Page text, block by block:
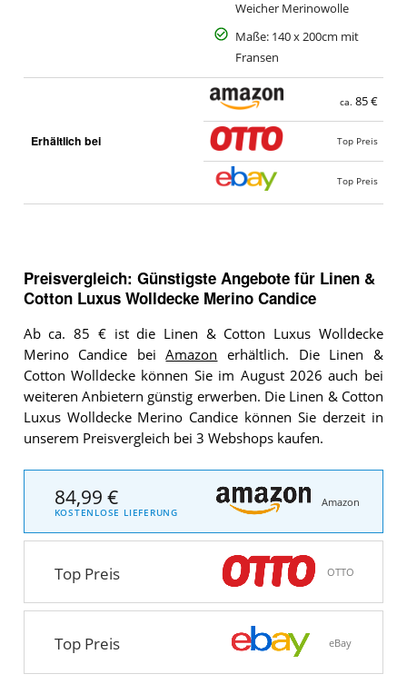
Weicher Merinowolle
Maße: 140 x 200cm mit
Fransen
Erhältlich bei
ca. 85 €
Top Preis
Top Preis
Preisvergleich: Günstigste Angebote für Linen &
Cotton Luxus Wolldecke Merino Candice
Ab ca. 85 € ist die Linen & Cotton Luxus Wolldecke
Merino Candice beiAmazon erhältlich. Die Linen &
Cotton Wolldecke können Sie im August 2026 auch bei
weiteren Anbietern günstig erwerben. Die Linen & Cotton
Luxus Wolldecke Merino Candice können Sie derzeit in
unserem Preisvergleich bei 3 Webshops kaufen.
84,99 €
KOSTENLOSE LIEFERUNG
Amazon
Top Preis OTTO
Top Preis eBay